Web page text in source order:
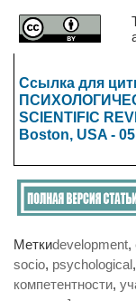
Ссылка для
SCIENTIFIC
Boston, USA -
Меткиdevelopment,
socio, psychological,
компетентности,